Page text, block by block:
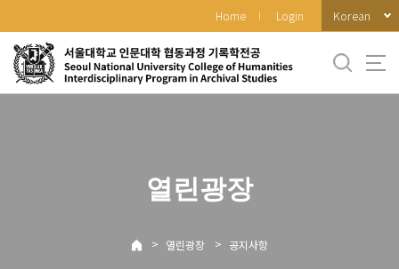
로
메
Home Login Korean
열린광장
> 열린광장 > 공지사항